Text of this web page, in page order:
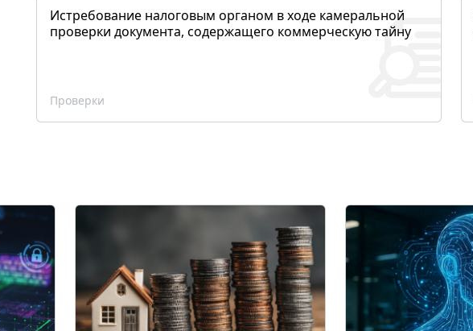
Истребование налоговым органом в ходе камеральной
проверки документа, содержащего коммерческую тайну
Проверки